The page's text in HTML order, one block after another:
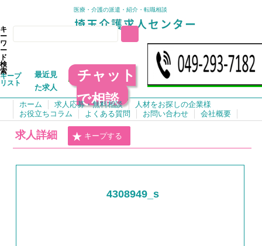
医療・介護の派遣・紹介・転職相談
キ
ー
ワ
ー
ド
検
索
キープ
リスト
最近見
た求人
チャット
で相談
ホーム 求人応募・無料相談
人材をお探しの企業様
お役立ちコラム
よくある質問 お問い合わせ 会社概要
求人詳細 キープする
4308949_s